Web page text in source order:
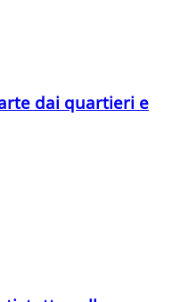
dai quartieri e